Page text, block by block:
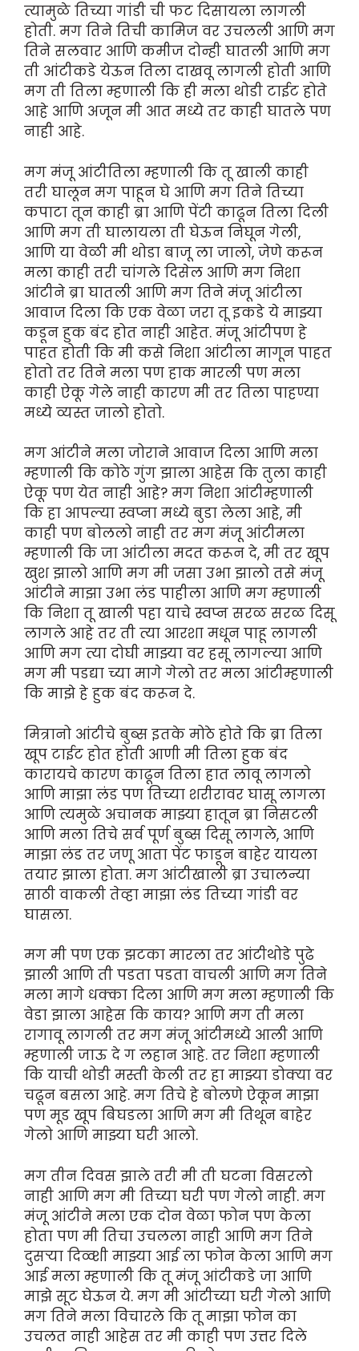
त्यामुळे तिच्या गांडी ची फट दिसायला लागली
होती. मग तिने तिची कामिज वर उचलली आणि मग
तिने सलवार आणि कमीज दोन्ही घातली आणि मग
ती आंटीकडे येऊन तिला दाखवू लागली होती आणि
मग ती तिला म्हणाली कि ही मला थोडी टाईट होते
आहे आणि अजून मी आत मध्ये तर काही घातले पण
नाही आहे.
मग मंजू आंटीतिला म्हणाली कि तू खाली काही
तरी घालून मग पाहून घे आणि मग तिने तिच्या
कपाटा तून काही ब्रा आणि पेंटी काढून तिला दिली
आणि मग ती घालायला ती घेऊन निघून गेली,
आणि या वेळी मी थोडा बाजू ला जालो, जेणे करून
मला काही तरी चांगले दिसेल आणि मग निशा
आंटीने ब्रा घातली आणि मग तिने मंजू आंटीला
आवाज दिला कि एक वेळा जरा तू इकडे ये माझ्या
कडून हुक बंद होत नाही आहेत. मंजू आंटीपण हे
पाहत होती कि मी कसे निशा आंटीला मागून पाहत
होतो तर तिने मला पण हाक मारली पण मला
काही ऐकू गेले नाही कारण मी तर तिला पाहण्या
मध्ये व्यस्त जालो होतो.
मग आंटीने मला जोराने आवाज दिला आणि मला
म्हणाली कि कोठे गुंग झाला आहेस कि तुला काही
ऐकू पण येत नाही आहे? मग निशा आंटीम्हणाली
कि हा आपल्या स्वप्ना मध्ये बुडा लेला आहे, मी
काही पण बोललो नाही तर मग मंजू आंटीमला
म्हणाली कि जा आंटीला मदत करून दे, मी तर खूप
खुश झालो आणि मग मी जसा उभा झालो तसे मंजू
आंटीने माझा उभा लंड पाहीला आणि मग म्हणाली
कि निशा तू खाली पहा याचे स्वप्न सरळ सरळ दिसू
लागले आहे तर ती त्या आरशा मधून पाहू लागली
आणि मग त्या दोघी माझ्या वर हसू लागल्या आणि
मग मी पडद्या च्या मागे गेलो तर मला आंटीम्हणाली
कि माझे हे हुक बंद करून दे.
मित्रानो आंटीचे बुब्स इतके मोठे होते कि ब्रा तिला
खूप टाईट होत होती आणी मी तिला हुक बंद
कारायचे कारण काढून तिला हात लावू लागलो
आणि माझा लंड पण तिच्या शरीरावर घासू लागला
आणि त्यमुळे अचानक माझ्या हातून ब्रा निसटली
आणि मला तिचे सर्व पूर्ण बुब्स दिसू लागले, आणि
माझा लंड तर जणू आता पेंट फाडून बाहेर यायला
तयार झाला होता. मग आंटीखाली ब्रा उचालन्या
साठी वाकली तेव्हा माझा लंड तिच्या गांडी वर
घासला.
मग मी पण एक झटका मारला तर आंटीथोडे पुढे
झाली आणि ती पडता पडता वाचली आणि मग तिने
मला मागे धक्का दिला आणि मग मला म्हणाली कि
वेडा झाला आहेस कि काय? आणि मग ती मला
रागावू लागली तर मग मंजू आंटीमध्ये आली आणि
म्हणाली जाऊ दे ग लहान आहे. तर निशा म्हणाली
कि याची थोडी मस्ती केली तर हा माझ्या डोक्या वर
चढून बसला आहे. मग तिचे हे बोलणे ऐकून माझा
पण मूड खूप बिघडला आणि मग मी तिथून बाहेर
गेलो आणि माझ्या घरी आलो.
मग तीन दिवस झाले तरी मी ती घटना विसरलो
नाही आणि मग मी तिच्या घरी पण गेलो नाही. मग
मंजू आंटीने मला एक दोन वेळा फोन पण केला
होता पण मी तिचा उचलला नाही आणि मग तिने
दुसऱ्या दिव्व्शी माझ्या आई ला फोन केला आणि मग
आई मला म्हणाली कि तू मंजू आंटीकडे जा आणि
माझे सूट घेऊन ये. मग मी आंटीच्या घरी गेलो आणि
मग तिने मला विचारले कि तू माझा फोन का
उचलत नाही आहेस तर मी काही पण उत्तर दिले